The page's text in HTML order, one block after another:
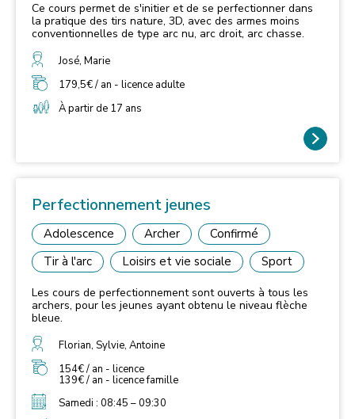
Ce cours permet de s'initier et de se perfectionner dans
la pratique des tirs nature, 3D, avec des armes moins
conventionnelles de type arc nu, arc droit, arc chasse.
José, Marie
179,5€ / an - licence adulte
À partir de 17 ans
Perfectionnement jeunes
Adolescence Archer
Confirmé
Tir à l'arc
Loisirs et vie sociale Sport
Les cours de perfectionnement sont ouverts à tous les
archers, pour les jeunes ayant obtenu le niveau flèche
bleue.
Florian, Sylvie, Antoine
154€ / an - licence
139€ / an - licence famille
Samedi : 08:45 – 09:30